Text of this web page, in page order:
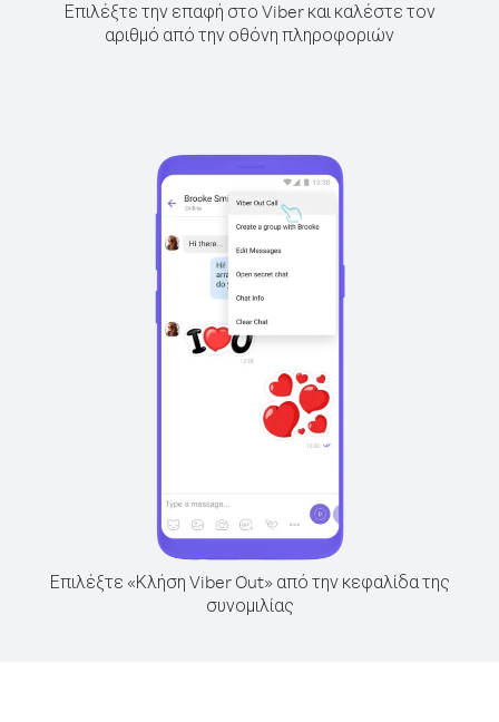
Επιλέξτε την επαφή στο Viber και καλέστε τον
αριθμό από την οθόνη πληροφοριών
Επιλέξτε «Κλήση Viber Out» από την κεφαλίδα της
συνομιλίας